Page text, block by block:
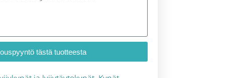
tästä tuotteesta